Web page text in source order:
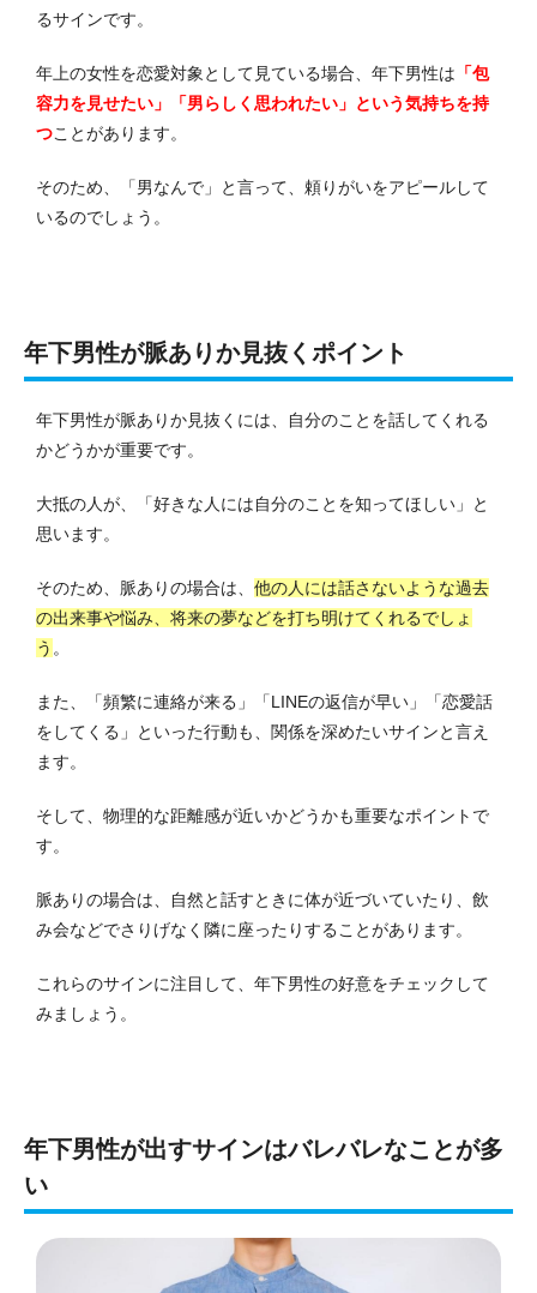
るサインです。
年上の女性を恋愛対象として見ている場合、年下男性は 「包
容力を見せたい」「男らしく思われたい」という気持ちを持
つことがあります。
そのため、「男なんで」と言って、頼りがいをアピールして
いるのでしょう。
年下男性が脈ありか見抜くポイント
年下男性が脈ありか見抜くには、自分のことを話してくれる
かどうかが重要です。
大抵の人が、「好きな人には自分のことを知ってほしい」と
思います。
そのため、脈ありの場合は、 他の人には話さないような過去
の出来事や悩み、将来の夢などを打ち明けてくれるでしょ
う 。
また、「頻繁に連絡が来る」「LINEの返信が早い」「恋愛話
をしてくる」といった行動も、関係を深めたいサインと言え
ます。
そして、物理的な距離感が近いかどうかも重要なポイントで
す。
脈ありの場合は、自然と話すときに体が近づいていたり、飲
み会などでさりげなく隣に座ったりすることがあります。
これらのサインに注目して、年下男性の好意をチェックして
みましょう。
年下男性が出すサインはバレバレなことが多
い